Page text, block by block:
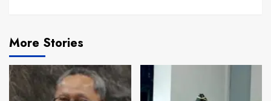
More Stories